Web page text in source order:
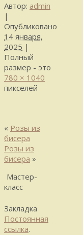
Автор: admin
|
Опубликовано
14 января,
2025 |
Полный
размер - это
780 × 1040
пикселей
« Розы из
бисера
Розы из
бисера »
Мастер-
класс
Закладка
Постоянная
ссылка.